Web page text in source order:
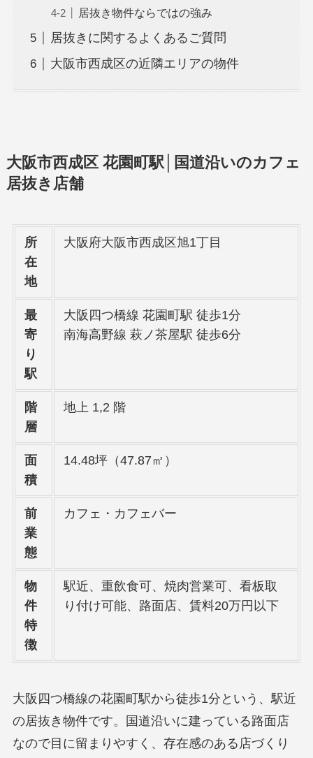
居抜き物件ならではの強み
居抜きに関するよくあるご質問
大阪市西成区の近隣エリアの物件
大阪市西成区 花園町駅│国道沿いのカフェ
居抜き店舗
所
在
地
大阪府大阪市西成区旭1丁目
最
寄
り
駅
大阪四つ橋線 花園町駅 徒歩1分
南海高野線 萩ノ茶屋駅 徒歩6分
階
層
地上 1,2 階
面
積
14.48坪（47.87㎡）
前
業
態
カフェ・カフェバー
物
件
特
徴
駅近、重飲食可、焼肉営業可、看板取
り付け可能、路面店、賃料20万円以下
大阪四つ橋線の花園町駅から徒歩1分という、駅近
の居抜き物件です。国道沿いに建っている路面店
なので目に留まりやすく、存在感のある店づくり